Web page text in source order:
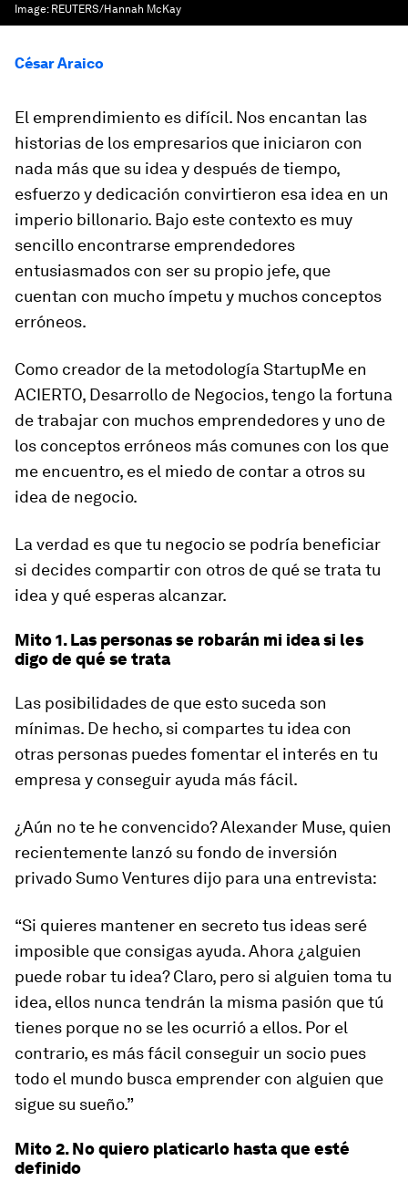
Image: REUTERS/Hannah McKay
César Araico
El emprendimiento es difícil. Nos encantan las
historias de los empresarios que iniciaron con
nada más que su idea y después de tiempo,
esfuerzo y dedicación convirtieron esa idea en un
imperio billonario. Bajo este contexto es muy
sencillo encontrarse emprendedores
entusiasmados con ser su propio jefe, que
cuentan con mucho ímpetu y muchos conceptos
erróneos.
Como creador de la metodología StartupMe en
ACIERTO, Desarrollo de Negocios, tengo la fortuna
de trabajar con muchos emprendedores y uno de
los conceptos erróneos más comunes con los que
me encuentro, es el miedo de contar a otros su
idea de negocio.
La verdad es que tu negocio se podría beneficiar
si decides compartir con otros de qué se trata tu
idea y qué esperas alcanzar.
Mito 1. Las personas se robarán mi idea si les
digo de qué se trata
Las posibilidades de que esto suceda son
mínimas. De hecho, si compartes tu idea con
otras personas puedes fomentar el interés en tu
empresa y conseguir ayuda más fácil.
¿Aún no te he convencido? Alexander Muse, quien
recientemente lanzó su fondo de inversión
privado Sumo Ventures dijo para una entrevista:
“Si quieres mantener en secreto tus ideas seré
imposible que consigas ayuda. Ahora ¿alguien
puede robar tu idea? Claro, pero si alguien toma tu
idea, ellos nunca tendrán la misma pasión que tú
tienes porque no se les ocurrió a ellos. Por el
contrario, es más fácil conseguir un socio pues
todo el mundo busca emprender con alguien que
sigue su sueño.”
Mito 2. No quiero platicarlo hasta que esté
definido